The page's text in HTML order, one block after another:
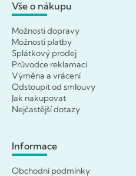
Vše o nákupu
Možnosti dopravy
Možnosti platby
Splátkový prodej
Průvodce reklamací
Výměna a vrácení
Odstoupit od smlouvy
Jak nakupovat
Nejčastější dotazy
Informace
Obchodní podmínky